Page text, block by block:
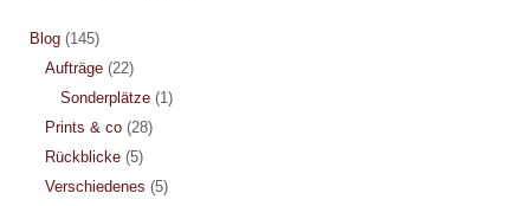
Blog(145)
Aufträge(22)
Sonderplätze(1)
Prints & co(28)
Rückblicke(5)
Verschiedenes (5)